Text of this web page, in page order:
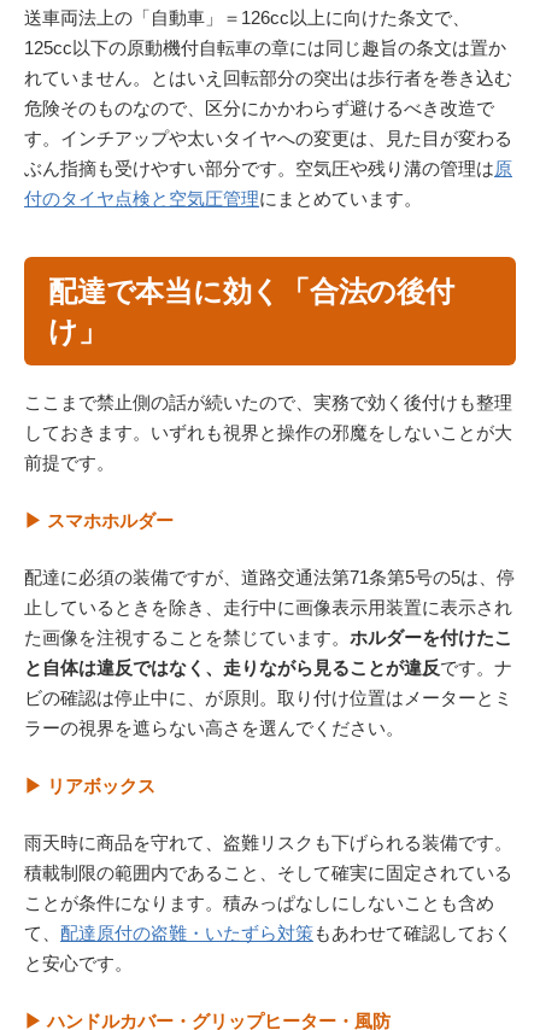
送車両法上の「自動車」＝126cc以上に向けた条文で、
125cc以下の原動機付自転車の章には同じ趣旨の条文は置か
れていません。とはいえ回転部分の突出は歩行者を巻き込む
危険そのものなので、区分にかかわらず避けるべき改造で
す。インチアップや太いタイヤへの変更は、見た目が変わる
ぶん指摘も受けやすい部分です。空気圧や残り溝の管理は原
付のタイヤ点検と空気圧管理にまとめています。
配達で本当に効く「合法の後付
け」
ここまで禁止側の話が続いたので、実務で効く後付けも整理
しておきます。いずれも視界と操作の邪魔をしないことが大
前提です。
▶ スマホホルダー
配達に必須の装備ですが、道路交通法第71条第5号の5は、停
止しているときを除き、走行中に画像表示用装置に表示され
た画像を注視することを禁じています。 ホルダーを付けたこ
と自体は違反ではなく、走りながら見ることが違反です。ナ
ビの確認は停止中に、が原則。取り付け位置はメーターとミ
ラーの視界を遮らない高さを選んでください。
▶ リアボックス
雨天時に商品を守れて、盗難リスクも下げられる装備です。
積載制限の範囲内であること、そして確実に固定されている
ことが条件になります。積みっぱなしにしないことも含め
て、 配達原付の盗難・いたずら対策もあわせて確認しておく
と安心です。
▶ ハンドルカバー・グリップヒーター・風防